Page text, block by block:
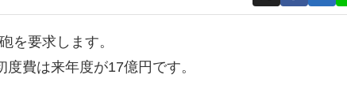
を要求します。
費は来年度が17億円です。